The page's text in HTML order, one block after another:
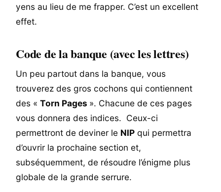
yens au lieu de me frapper. C’est un excellent
effet.
Code de la banque (avec les lettres)
Un peu partout dans la banque, vous
trouverez des gros cochons qui contiennent
des « Torn Pages ». Chacune de ces pages
vous donnera des indices. Ceux-ci
permettront de deviner le NIP qui permettra
d’ouvrir la prochaine section et,
subséquemment, de résoudre l’énigme plus
globale de la grande serrure.